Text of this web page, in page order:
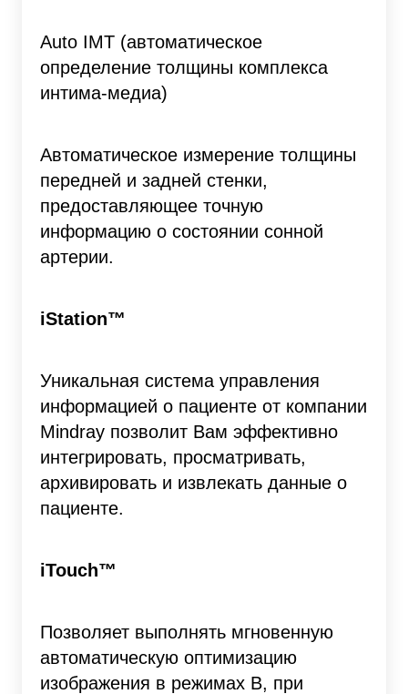
Auto IMT (автоматическое
определение толщины комплекса
интима-медиа)
Автоматическое измерение толщины
передней и задней стенки,
предоставляющее точную
информацию о состоянии сонной
артерии.
iStation™
Уникальная система управления
информацией о пациенте от компании
Mindray позволит Вам эффективно
интегрировать, просматривать,
архивировать и извлекать данные о
пациенте.
iTouch™
Позволяет выполнять мгновенную
автоматическую оптимизацию
изображения в режимах В, при